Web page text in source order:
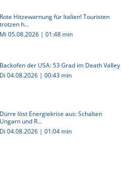
Rote Hitzewarnung für Italien! Touristen
trotzen h...
Mi 05.08.2026 | 01:48 min
Backofen der USA: 53 Grad im Death Valley
Di 04.08.2026 | 00:43 min
Dürre löst Energiekrise aus: Schalten
Ungarn und R...
Di 04.08.2026 | 01:04 min